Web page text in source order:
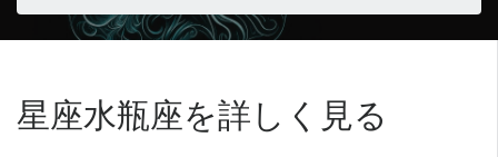
星座水瓶座を詳しく見る